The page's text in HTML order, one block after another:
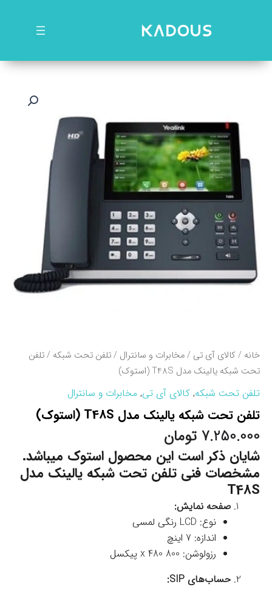
خانه /کالای آی تی /مخابرات و سانترال /تلفن تحت شبکه / تلفن
تحت شبکه یالینک مدل T48S (استوک)
تلفن تحت شبکه, کالای آی تی, مخابرات و سانترال
تلفن تحت شبکه یالینک مدل T48S (استوک)
7.250.000 تومان
شایان ذکر است این محصول استوک میباشد.
مشخصات فنی تلفن تحت شبکه یالینک مدل
T48S
صفحه نمایش:
نوع: LCD رنگی لمسی
اندازه: 7 اینچ
رزولوشن: 800 x 480 پیکسل
حساب‌های SIP: